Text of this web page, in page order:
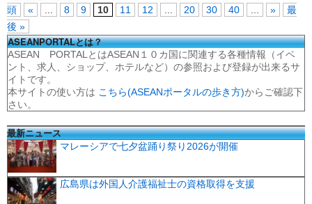
頭
« 8 9 10 11 12 20 30 40 »
最
後 »
ASEANPORTALとは？
ASEAN PORTALとはASEAN１０カ国に関連する各種情報（イベ
ント、求人、ショップ、ホテルなど）の参照および登録が出来るサ
イトです。
本サイトの使い方は こちら(ASEANポータルの歩き方)からご確認下
さい。
最新ニュース
マレーシアで七夕盆踊り祭り2026が開催
広島県は外国人介護福祉士の資格取得を支援